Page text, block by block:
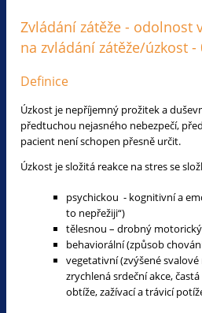
Zvládání zátěže - odolnost
na zvládání zátěže/úzkost -
Definice
Úzkost je nepříjemný prožitek a
předtuchou nejasného nebezpečí,
pacient není schopen přesně určit.
Úzkost je složitá reakce na stres se
psychickou - kognitivní a
to nepřežiji“)
tělesnou – drobný
behaviorální (způsob
vegetativní (zvýšené
zrychlená srdeční akce,
obtíže, zažívací a trávicí